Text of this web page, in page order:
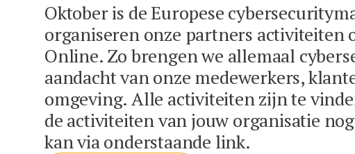
Oktober is de Europese
organiseren onze partners activiteiten
Online. Zo brengen we allemaal
aandacht van onze medewerkers,
omgeving. Alle activiteiten zijn te
de activiteiten van jouw organisatie
kan via onderstaande link.